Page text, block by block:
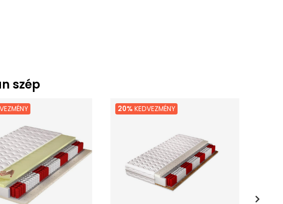
szép
20% KEDVEZMÉNY